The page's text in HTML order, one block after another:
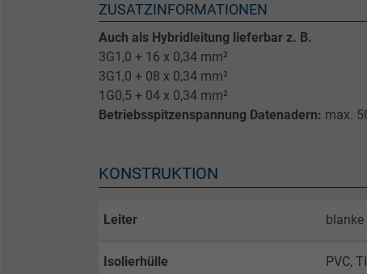
ZUSATZINFORMATIONEN
Auch als Hybridleitung lieferbar z. B.
3G1,0 + 16 x 0,34 mm²
3G1,0 + 08 x 0,34 mm²
1G0,5 + 04 x 0,34 mm²
Betriebsspitzenspannung Datenadern: max.
KONSTRUKTION
Leiter blanke
Isolierhülle PVC,